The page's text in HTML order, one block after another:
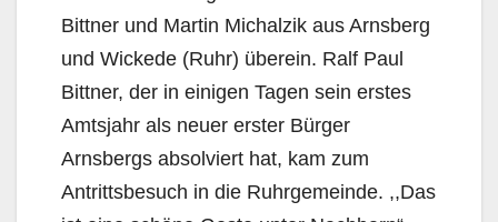
Bittner und Martin Michalzik aus Arnsberg
und Wickede (Ruhr) überein. Ralf Paul
Bittner, der in einigen Tagen sein erstes
Amtsjahr als neuer erster Bürger
Arnsbergs absolviert hat, kam zum
Antrittsbesuch in die Ruhrgemeinde. ,,Das